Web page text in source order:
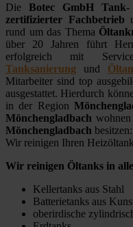
DieBotec GmbH
zertifizierter Fachbetrieb
rund um das Thema
über 20 Jahren führt
erfolgreich mit
Tanksanierung und
Mitarbeiter sind top
ausgestattet. Hierdurch
in der Region
Mönchengladbach
Mönchengladbach besitzen:
Wir reinigen Ihren
Wir reinigen Öltanks in
Kellertanks aus Stahl
Batterietanks aus
oberirdische